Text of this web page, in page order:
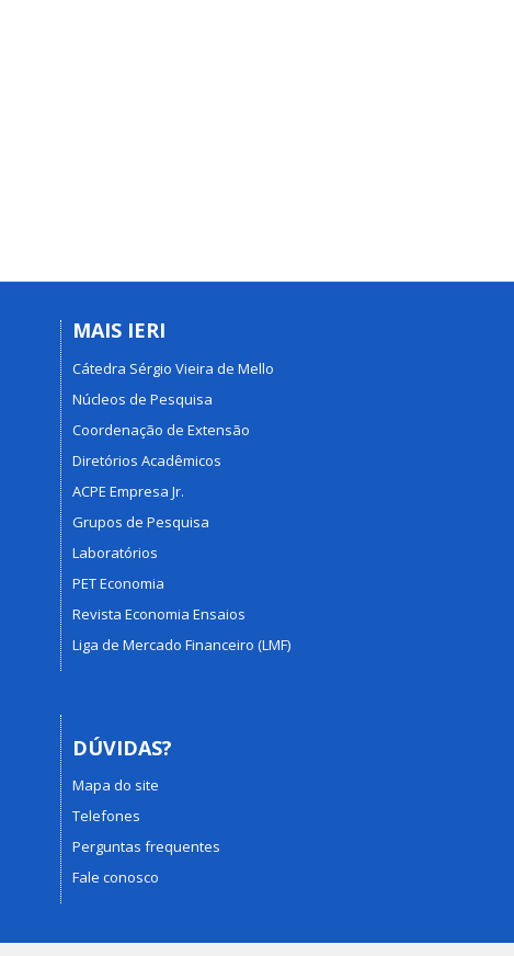
MAIS IERI
Cátedra Sérgio Vieira de Mello
Núcleos de Pesquisa
Coordenação de Extensão
Diretórios Acadêmicos
ACPE Empresa Jr.
Grupos de Pesquisa
Laboratórios
PET Economia
Revista Economia Ensaios
Liga de Mercado Financeiro (LMF)
DÚVIDAS?
Mapa do site
Telefones
Perguntas frequentes
Fale conosco